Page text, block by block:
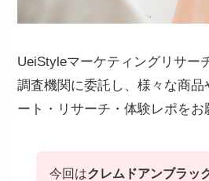
UeiStyleマーケティングリサー
調査機関に委託し、様々な商
ート・リサーチ・体験レポをお
今回はクレムドアンブラッ